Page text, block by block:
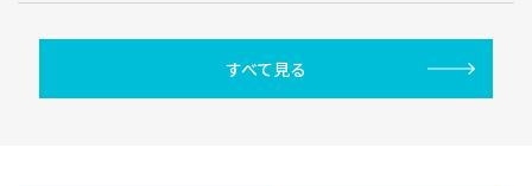
すべて見る